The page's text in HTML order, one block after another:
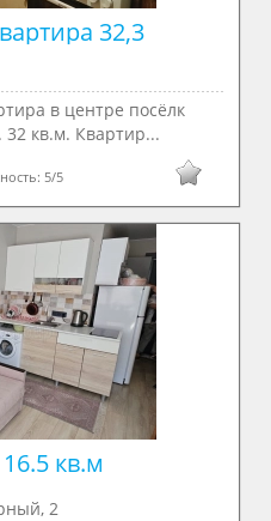
в центре посёлк
кв.м. Квартир...
5/5
кв.м
2